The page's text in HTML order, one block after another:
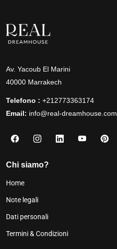
Av. Yacoub El Marini
40000 Marrakech
Telefono : +212773363174
Email: info@real-dreamhouse.com
Chi siamo?
Home
Note legali
Dati personali
Termini & Condizioni